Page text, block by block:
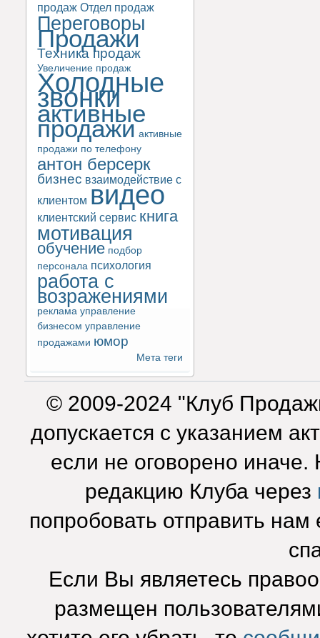
продаж Отдел продаж
Переговоры
Продажи
Техника продаж
Увеличение продаж
Холодные
звонки
активные
продажи активные
продажи по телефону
антон берсерк
бизнес взаимодействие с
клиентом видео
клиентский сервис книга
мотивация
обучение подбор
персонала психология
работа с
возражениями
реклама управление
бизнесом управление
продажами юмор
Мета теги
© 2009-2024 "Клуб
допускается с указанием
если не оговорено
редакцию Клуба через
попробовать отправить нам
Если Вы являетесь
размещен